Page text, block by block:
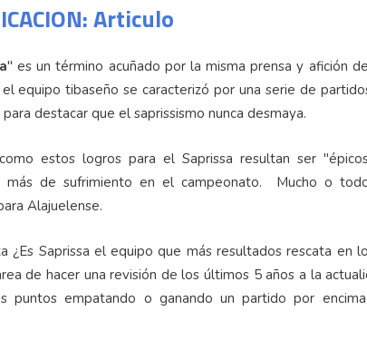
Articulo
" es un término acuñado por la misma prensa y afición
equipo tibaseño se caracterizó por una serie de
destacar que el saprissismo nunca desmaya.
estos logros para el Saprissa resultan ser
más de sufrimiento en el campeonato. Mucho o
Alajuelense.
¿Es Saprissa el equipo que más resultados rescata en
de hacer una revisión de los últimos 5 años a la
puntos empatando o ganando un partido por